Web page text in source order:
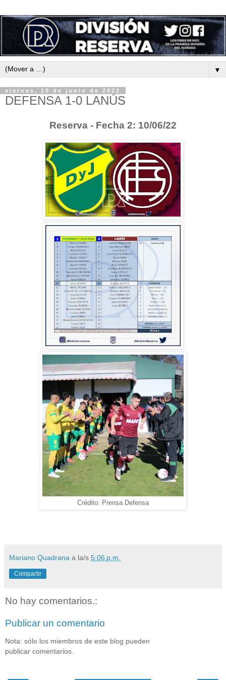
▼
viernes, 10 de junio de 2022
DEFENSA 1-0 LANÚS
Reserva - Fecha 2: 10/06/22
Crédito: Prensa Defensa
Mariano Quadrana a la/s 5:06 p.m.
Compartir
No hay comentarios.:
Publicar un comentario
Nota: sólo los miembros de este blog pueden
publicar comentarios.